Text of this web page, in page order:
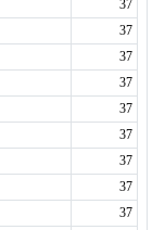
37
37
37
37
37
37
37
37
37